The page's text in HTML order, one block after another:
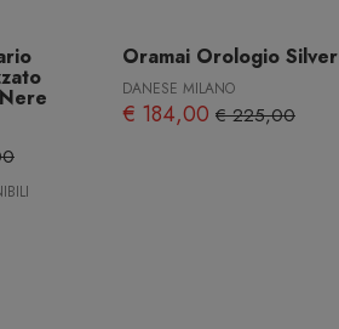
Oramai Orologio Silver
DANESE MILANO
€ 184,00 € 225,00